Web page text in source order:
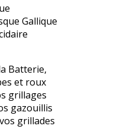
Gallique
Batterie,
et roux
grillages
gazouillis
grillades